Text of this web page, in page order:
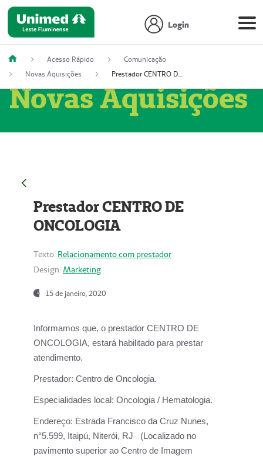
Login
Acesso Rápido
Comunicação
Novas Aquisições
Prestador CENTRO DE ONCOLOGIA
Novas Aquisições
Prestador CENTRO DE
ONCOLOGIA
Texto: Relacionamento com prestador
Design: Marketing
15 de janeiro, 2020
Informamos que, o prestador CENTRO DE
ONCOLOGIA, estará habilitado para prestar
atendimento.
Prestador: Centro de Oncologia.
Especialidades local: Oncologia / Hematologia.
Endereço: Estrada Francisco da Cruz Nunes,
n°5.599, Itaipú, Niterói, RJ (Localizado no
pavimento superior ao Centro de Imagem